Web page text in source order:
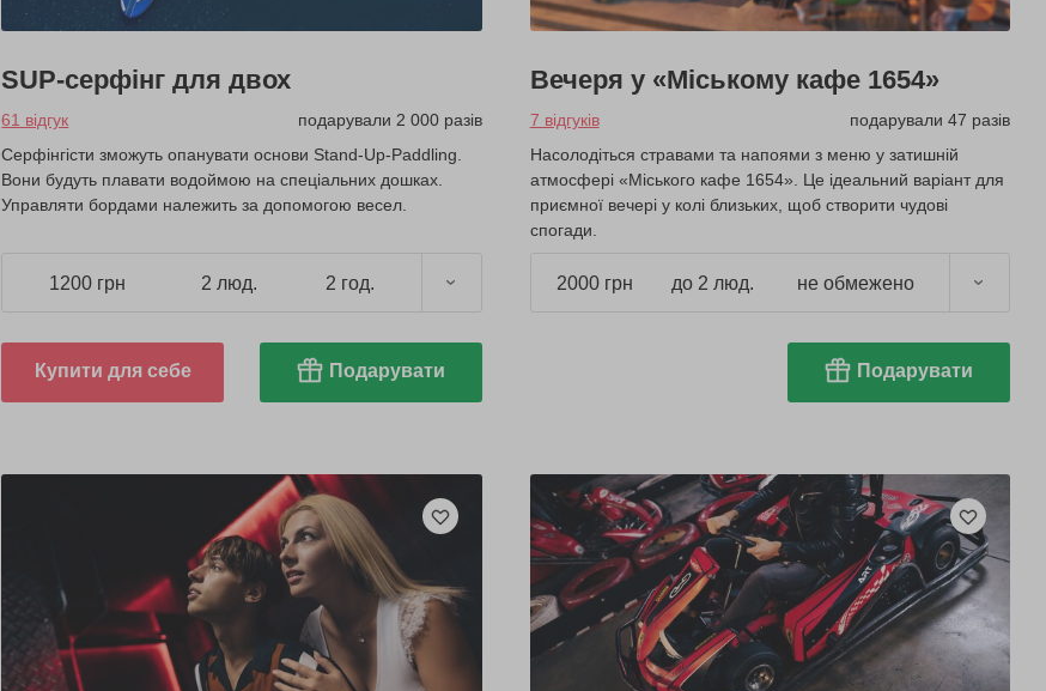
SUP-серфінг для двох
61 відгук
подарували 2 000 разів
Серфінгісти зможуть опанувати основи Stand-Up-Paddling.
Вони будуть плавати водоймою на спеціальних дошках.
Управляти бордами належить за допомогою весел.
1200 грн 2 люд. 2 год.
Купити для себе Подарувати
Вечеря у «Міському кафе 1654»
7 відгуків
подарували 47 разів
Насолодіться стравами та напоями з меню у затишній
атмосфері «Міського кафе 1654». Це ідеальний варіант для
приємної вечері у колі близьких, щоб створити чудові
спогади.
2000 грн до 2 люд. не обмежено
Подарувати